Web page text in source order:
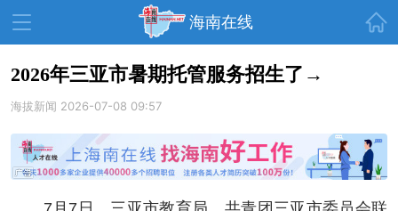
海南在线
资讯中心 热点
文体 财经
教育 健康 房产
2026年三亚市暑期托管服务招生了→
海拔新闻 2026-07-08 09:57